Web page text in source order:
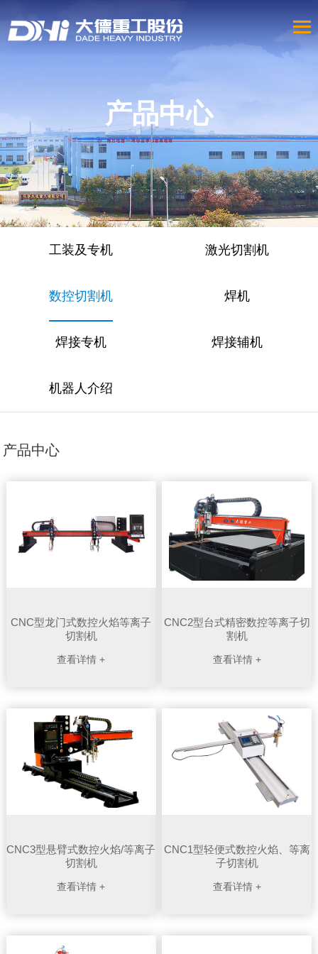
产品中心
工装及专机 激光切割机
数控切割机 焊机
焊接专机 焊接辅机
机器人介绍
产品中心
CNC型龙门式数控火焰等离子
切割机
查看详情 +
CNC2型台式精密数控等离子切
割机
查看详情 +
CNC3型悬臂式数控火焰/等离子
切割机
查看详情 +
CNC1型轻便式数控火焰、等离
子切割机
查看详情 +